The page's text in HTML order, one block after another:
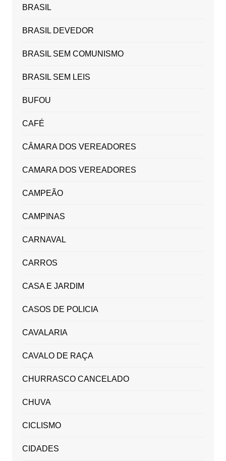
BRASIL
BRASIL DEVEDOR
BRASIL SEM COMUNISMO
BRASIL SEM LEIS
BUFOU
CAFÉ
CÂMARA DOS VEREADORES
CAMARA DOS VEREADORES
CAMPEÃO
CAMPINAS
CARNAVAL
CARROS
CASA E JARDIM
CASOS DE POLICIA
CAVALARIA
CAVALO DE RAÇA
CHURRASCO CANCELADO
CHUVA
CICLISMO
CIDADES